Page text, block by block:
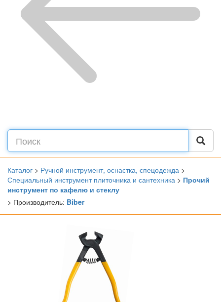
Каталог > Ручной инструмент, оснастка, спецодежда >
Специальный инструмент плиточника и сантехника > Прочий
инструмент по кафелю и стеклу
> Производитель: Biber